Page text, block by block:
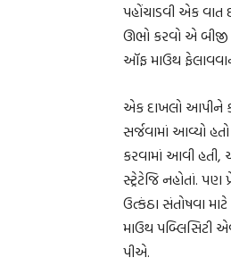
પહોંચાડવી એક
ઊભો કરવો એ બીજી
ઑફ માઉથ
એક દાખલો આપીને
સર્જવામાં આવ્યો
કરવામાં આવી હતી,
સ્ટ્રેટેજિ નહોતાં.
ઉત્કંઠા સંતોષવા
માઉથ પબ્લિસિટી
પીએ.